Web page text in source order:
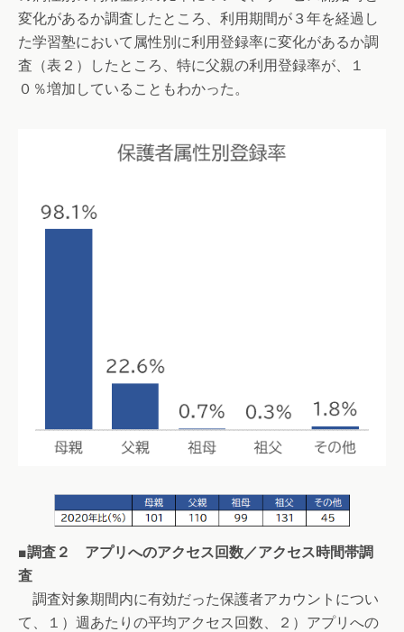
変化があるか調査したところ、利用期間が３年を経過し
た学習塾において属性別に利用登録率に変化があるか調
査（表２）したところ、特に父親の利用登録率が、１
０％増加していることもわかった。
■調査２ アプリへのアクセス回数／アクセス時間帯調
査
調査対象期間内に有効だった保護者アカウントについ
て、１）週あたりの平均アクセス回数、２）アプリへの